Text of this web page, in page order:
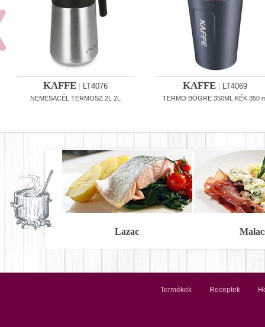
KAFFE LT4076
NEMESACÉL TERMOSZ 2L 2L
KAFFE LT4069
TERMO BÖGRE 350ML KÉK 350
Lazac
Termékek Receptek